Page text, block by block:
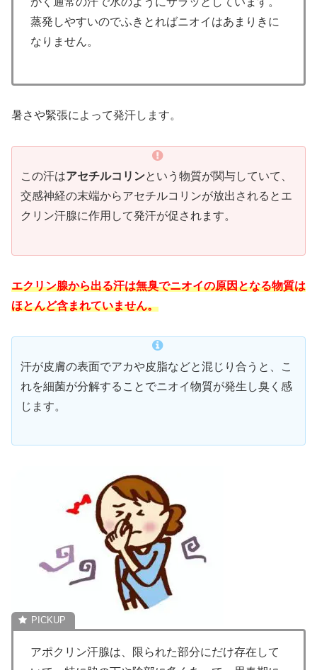
蒸発しやすいのでふきとればニオイはあまりきに
なりません。
暑さや緊張によって発汗します。
この汗はアセチルコリンという物質が関与していて、
交感神経の末端からアセチルコリンが放出されるとエ
クリン汗腺に作用して発汗が促されます。
エクリン腺から出る汗は無臭でニオイの原因となる物質は
ほとんど含まれていません。
汗が皮膚の表面でアカや皮脂などと混じり合うと、こ
れを細菌が分解することでニオイ物質が発生し臭く感
じます。
アポクリン汗腺は、限られた部分にだけ存在して